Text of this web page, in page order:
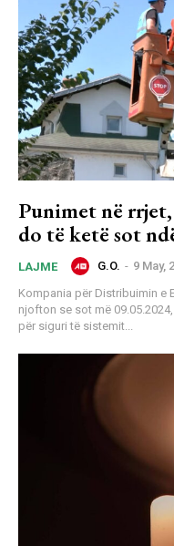
Punimet në
do të ketë sot
LAJME G.O. - 9 May,
Kompania për Distribuimin e
njofton se sot më
për siguri të sistemit...